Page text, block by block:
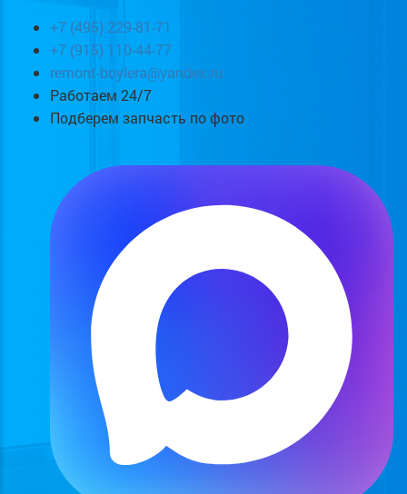
+7 (495) 229-81-71
+7 (915) 110-44-77
remont-boylera@yandex.ru
Работаем 24/7
Подберем запчасть по фото